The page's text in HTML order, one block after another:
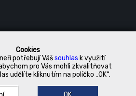
Cookies
potřebují Vášsouhlas k využití
pro Vás mohli zkvalitňovat
udělíte kliknutím na políčko „OK“.